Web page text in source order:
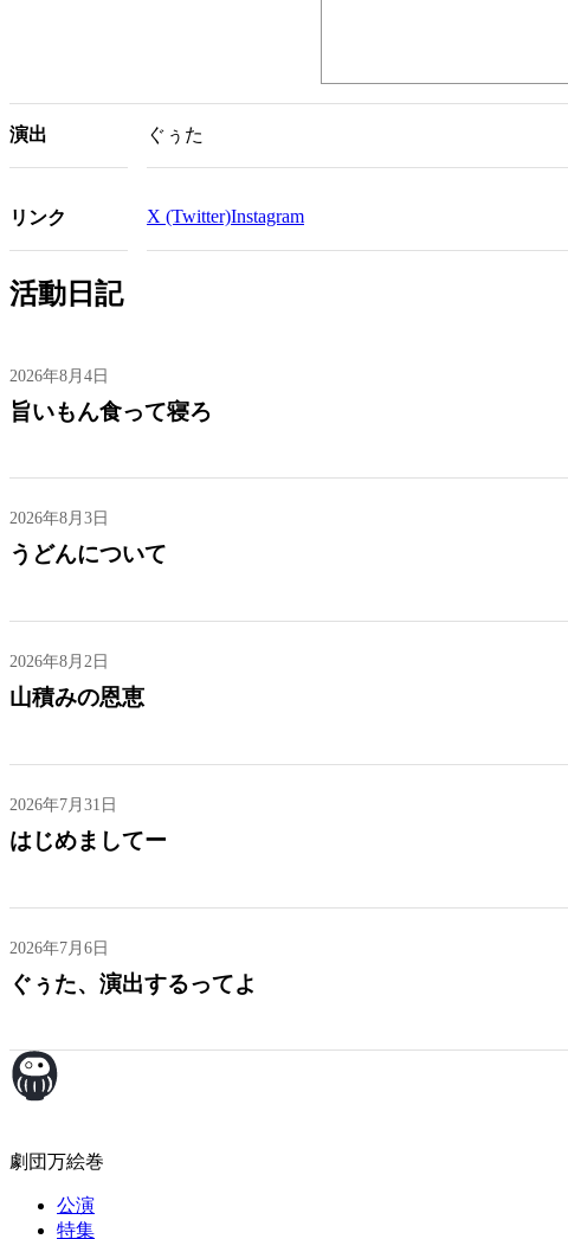
演出 ぐぅた
リンク X (Twitter)Instagram
活動日記
2026年8月4日
旨いもん食って寝ろ
2026年8月3日
うどんについて
2026年8月2日
山積みの恩恵
2026年7月31日
はじめましてー
2026年7月6日
ぐぅた、演出するってよ
劇団万絵巻
公演
特集